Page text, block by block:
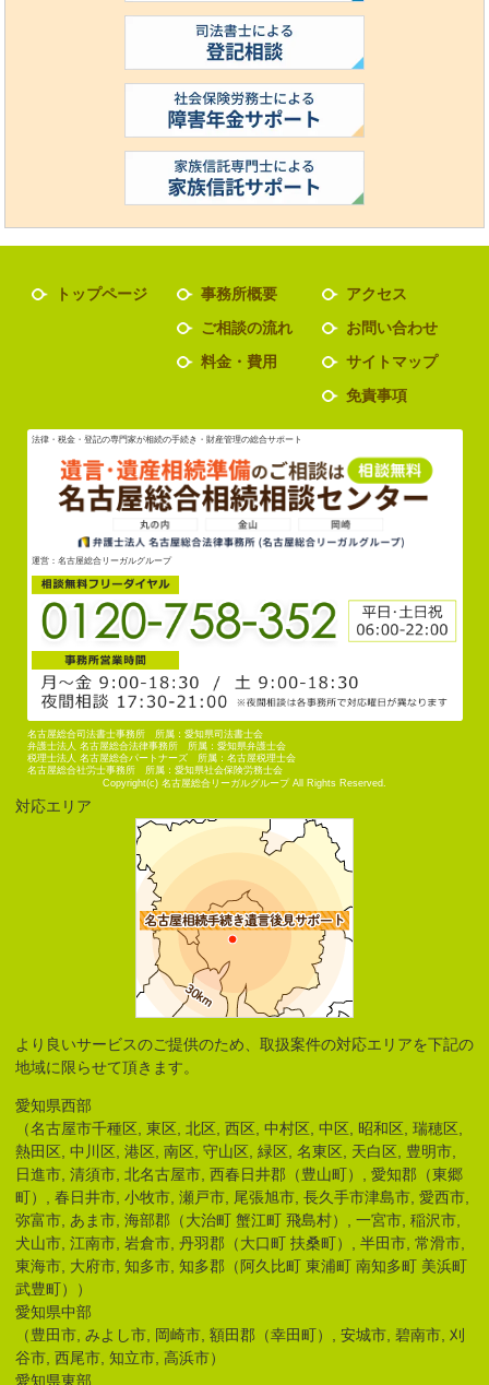
トップページ
事務所概要
ご相談の流れ
料金・費用
アクセス
お問い合わせ
サイトマップ
免責事項
法律・税金・登記の専門家が相続の手続き・財産管理の総合サポート
運営：名古屋総合リーガルグループ
名古屋総合司法書士事務所 所属：愛知県司法書士会
弁護士法人 名古屋総合法律事務所 所属：愛知県弁護士会
税理士法人 名古屋総合パートナーズ 所属：名古屋税理士会
名古屋総合社労士事務所 所属：愛知県社会保険労務士会
Copyright(c) 名古屋総合リーガルグループ All Rights Reserved.
対応エリア
より良いサービスのご提供のため、取扱案件の対応エリアを下記の
地域に限らせて頂きます。
愛知県西部
（名古屋市千種区, 東区, 北区, 西区, 中村区, 中区, 昭和区, 瑞穂区,
熱田区, 中川区, 港区, 南区, 守山区, 緑区, 名東区, 天白区, 豊明市,
日進市, 清須市, 北名古屋市, 西春日井郡（豊山町）, 愛知郡（東郷
町）, 春日井市, 小牧市, 瀬戸市, 尾張旭市, 長久手市津島市, 愛西市,
弥富市, あま市, 海部郡（大治町 蟹江町 飛島村）, 一宮市, 稲沢市,
犬山市, 江南市, 岩倉市, 丹羽郡（大口町 扶桑町）, 半田市, 常滑市,
東海市, 大府市, 知多市, 知多郡（阿久比町 東浦町 南知多町 美浜町
武豊町））
愛知県中部
（豊田市, みよし市, 岡崎市, 額田郡（幸田町）, 安城市, 碧南市, 刈
谷市, 西尾市, 知立市, 高浜市）
愛知県東部